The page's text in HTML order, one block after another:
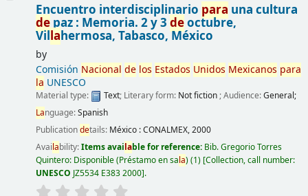
Encuentro interdisciplinario para una cultura
depaz : Memoria. 2 y 3 deoctubre,
Villahermosa, Tabasco, México
by
Comisión Nacional de los Estados Unidos Mexicanos para
la UNESCO
Material type: Text; Literary form: Not fiction; Audience:General;
Language:Spanish
Publicationdetails: México :CONALMEX,2000
Availability:Items available for reference: Bib. Gregorio Torres
Quintero: Disponible (Préstamo en sala)(1) Collection, call number:
UNESCO JZ5534 E383 2000 .